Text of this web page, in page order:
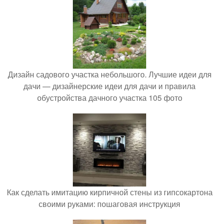
Дизайн садового участка небольшого. Лучшие идеи для
дачи — дизайнерские идеи для дачи и правила
обустройства дачного участка 105 фото
Как сделать имитацию кирпичной стены из гипсокартона
своими руками: пошаговая инструкция